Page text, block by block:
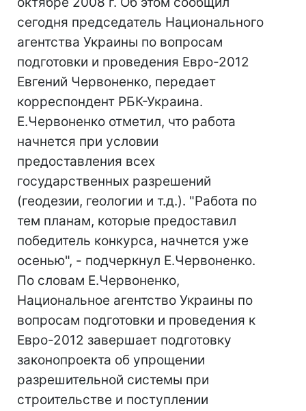
сегодня председатель Национального
агентства Украины по вопросам
подготовки и проведения Евро-2012
Евгений Червоненко, передает
корреспондент РБК-Украина.
Е.Червоненко отметил, что работа
начнется при условии
предоставления всех
государственных разрешений
(геодезии, геологии и т.д.). "Работа по
тем планам, которые предоставил
победитель конкурса, начнется уже
осенью", - подчеркнул Е.Червоненко.
По словам Е.Червоненко,
Национальное агентство Украины по
вопросам подготовки и проведения к
Евро-2012 завершает подготовку
законопроекта об упрощении
разрешительной системы при
строительстве и поступлении